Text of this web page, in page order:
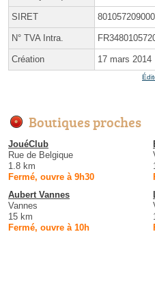
SIRET
N° TVA Intra.
Création 17 mars 2014
Boutiques proches
JouéClub
Rue de Belgique
1.8 km
Fermé, ouvre à 9h30
Aubert Vannes
Vannes
15 km
Fermé, ouvre à 10h